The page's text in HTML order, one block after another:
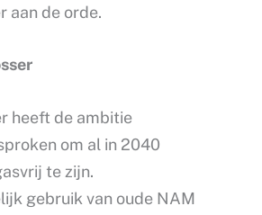
aan de orde.
heeft de ambitie
om al in 2040
te zijn.
gebruik van oude NAM